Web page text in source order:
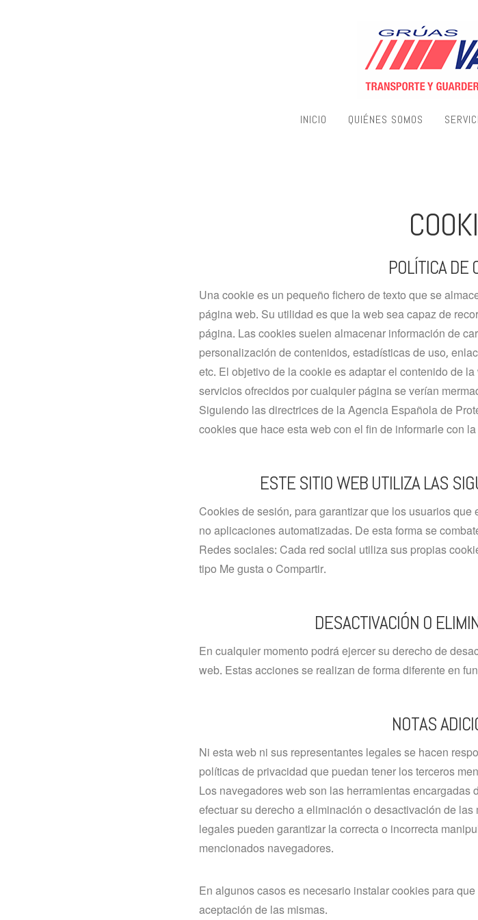
INICIO QUIÉNES SOMOS
POLÍTICA DE
Una cookie es un pequeño fichero de texto que se
página web. Su utilidad es que la web sea capaz de
página. Las cookies suelen almacenar información de
personalización de contenidos, estadísticas de uso,
etc. El objetivo de la cookie es adaptar el contenido de
servicios ofrecidos por cualquier página se verían
Siguiendo las directrices de la Agencia Española de
cookies que hace esta web con el fin de informarle con
ESTE SITIO WEB UTILIZA LAS
Cookies de sesión, para garantizar que los usuarios
no aplicaciones automatizadas. De esta forma se
Redes sociales: Cada red social utiliza sus propias
tipo Me gusta o Compartir.
DESACTIVACIÓN O
En cualquier momento podrá ejercer su derecho de
web. Estas acciones se realizan de forma diferente en
NOTAS
Ni esta web ni sus representantes legales se hacen
políticas de privacidad que puedan tener los terceros
Los navegadores web son las herramientas
efectuar su derecho a eliminación o desactivación de
legales pueden garantizar la correcta o incorrecta
mencionados navegadores.
En algunos casos es necesario instalar cookies para
aceptación de las mismas.